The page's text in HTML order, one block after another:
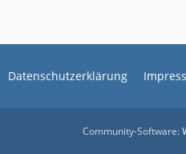
Datenschutzerklärung
Community-Software: